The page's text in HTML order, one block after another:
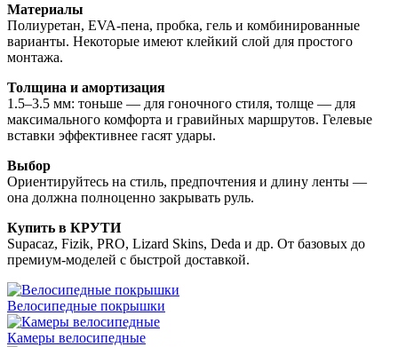
Материалы
Полиуретан, EVA-пена, пробка, гель и комбинированные
варианты. Некоторые имеют клейкий слой для простого
монтажа.
Толщина и амортизация
1.5–3.5 мм: тоньше — для гоночного стиля, толще — для
максимального комфорта и гравийных маршрутов. Гелевые
вставки эффективнее гасят удары.
Выбор
Ориентируйтесь на стиль, предпочтения и длину ленты —
она должна полноценно закрывать руль.
Купить в КРУТИ
Supacaz, Fizik, PRO, Lizard Skins, Deda и др. От базовых до
премиум-моделей с быстрой доставкой.
Велосипедные покрышки
Камеры велосипедные